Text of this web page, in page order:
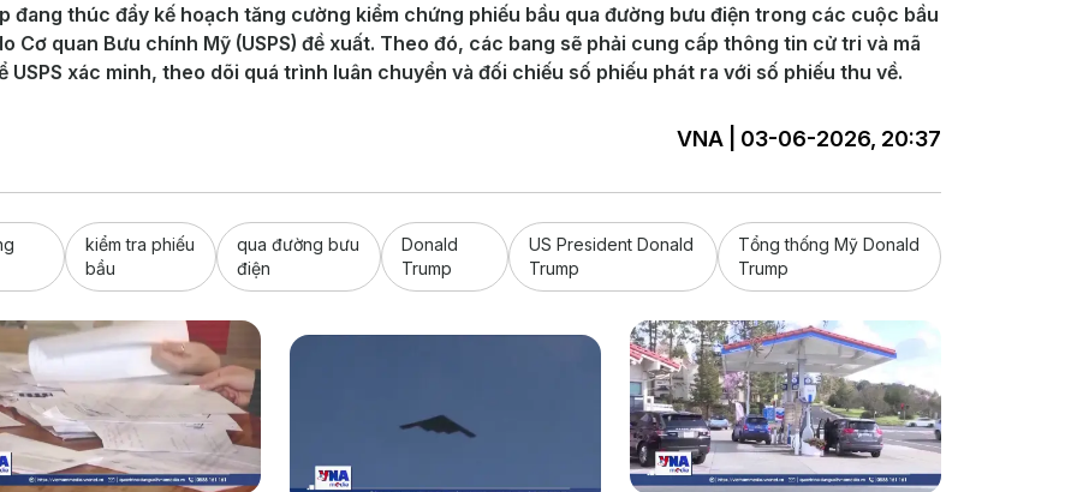
đang thúc đẩy kế hoạch tăng cường kiểm chứng phiếu bầu qua đường bưu điện trong các cuộc bầu
Cơ quan Bưu chính Mỹ (USPS) đề xuất. Theo đó, các bang sẽ phải cung cấp thông tin cử tri và mã
xác minh, theo dõi quá trình luân chuyển và đối chiếu số phiếu phát ra với số phiếu thu về.
VNA | 03-06-2026, 20:37
kiểm tra phiếu
bầu
qua đường bưu
điện
Donald
Trump
US President Donald
Trump
Tổng thống Mỹ Donald
Trump